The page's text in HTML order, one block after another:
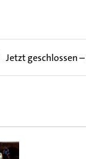
Jetzt geschlossen–